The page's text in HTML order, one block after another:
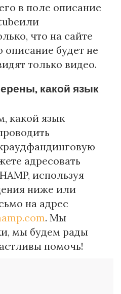
в поле описание
что на сайте
описание будет не
только видео.
какой язык
какой язык
адресовать
используя
ниже или
на адрес
. Мы
мы будем рады
помочь!